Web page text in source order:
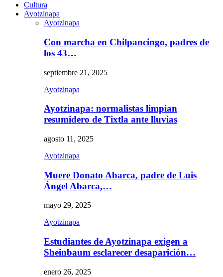
Cultura
Ayotzinapa
Ayotzinapa
Con marcha en Chilpancingo, padres de
los 43…
septiembre 21, 2025
Ayotzinapa
Ayotzinapa: normalistas limpian
resumidero de Tixtla ante lluvias
agosto 11, 2025
Ayotzinapa
Muere Donato Abarca, padre de Luis
Ángel Abarca,…
mayo 29, 2025
Ayotzinapa
Estudiantes de Ayotzinapa exigen a
Sheinbaum esclarecer desaparición…
enero 26, 2025